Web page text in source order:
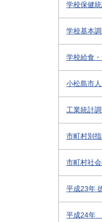
学校保健
学校基本
学校給食
小松島市人
工業統計
市町村別
市町村社
平成23年
平成24年